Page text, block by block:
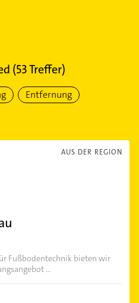
(53Treffer)
Entfernung
AUS DER REGION
Fußbodentechnik bieten wir
...